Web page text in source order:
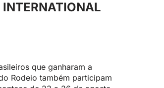
INTERNATIONAL
que ganharam a
Rodeio também participam